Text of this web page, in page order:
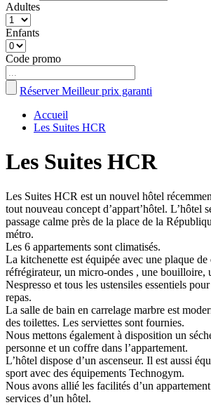
Adultes
Enfants
Code promo
Réserver Meilleur prix garanti
Accueil
Les Suites HCR
Les Suites HCR
Les Suites HCR est un nouvel hôtel
tout nouveau concept d’appart’hôtel. L’hôtel
passage calme près de la place de la
métro.
Les 6 appartements sont climatisés.
La kitchenette est équipée avec une plaque de
réfrégirateur, un micro-ondes , une bouilloire,
Nespresso et tous les ustensiles essentiels
repas.
La salle de bain en carrelage marbre est
des toilettes. Les serviettes sont fournies.
Nous mettons également à disposition un
personne et un coffre dans l’appartement.
L’hôtel dispose d’un ascenseur. Il est aussi
sport avec des équipements Technogym.
Nous avons allié les facilités d’un
services d’un hôtel.